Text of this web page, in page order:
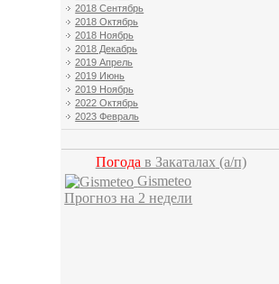
2018 Сентябрь
2018 Октябрь
2018 Ноябрь
2018 Декабрь
2019 Апрель
2019 Июнь
2019 Ноябрь
2022 Октябрь
2023 Февраль
Погода в Закаталах (а/п)
Gismeteo
Прогноз на 2 недели